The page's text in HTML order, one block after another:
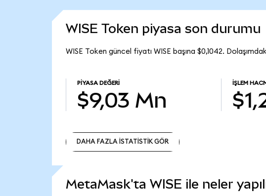
WISE Token piyasa son durumu
WISE Token güncel fiyatı WISE başına $0,1042.
PIYASA DEĞERI
$9,03 Mn
İŞLEM
DAHA FAZLA İSTATİSTİK GÖR
MetaMask'ta WISE ile neler